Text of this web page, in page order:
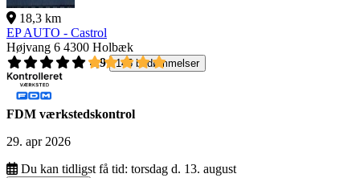
18,3 km
EP AUTO - Castrol
Højvang 6 4300 Holbæk
4,9
145 bedømmelser
FDM værkstedskontrol
29. apr 2026
Du kan tidligst få tid: torsdag d. 13. august